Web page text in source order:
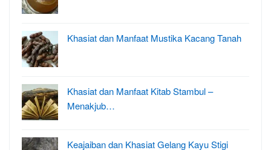
Khasiat dan Manfaat Mustika Kacang Tanah
Khasiat dan Manfaat Kitab Stambul –
Menakjub…
Keajaiban dan Khasiat Gelang Kayu Stigi